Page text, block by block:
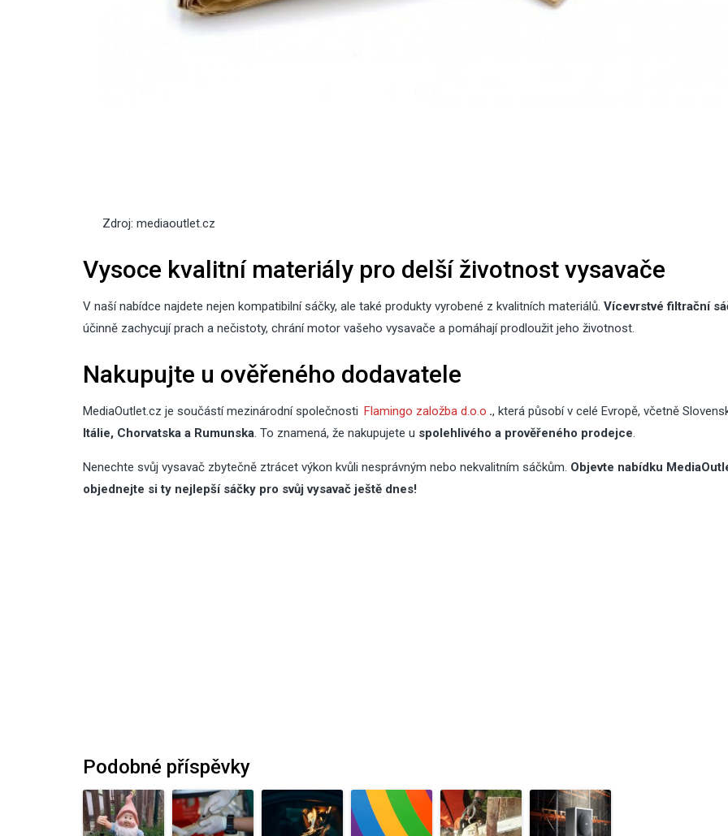
Zdroj: mediaoutlet.cz
Vysoce kvalitní materiály pro delší životnost vysavače
V naší nabídce najdete nejen kompatibilní sáčky, ale také produkty vyrobené z kvalitních materiálů. Vícevrstvé filtrační
účinně zachycují prach a nečistoty, chrání motor vašeho vysavače a pomáhají prodloužit jeho životnost.
Nakupujte u ověřeného dodavatele
MediaOutlet.cz je součástí mezinárodní společnosti Flamingo založba d.o.o ., která působí v celé Evropě, včetně
Itálie, Chorvatska a Rumunska . To znamená, že nakupujete u spolehlivého a prověřeného prodejce
Nenechte svůj vysavač zbytečně ztrácet výkon kvůli nesprávným nebo nekvalitním sáčkům. Objevte nabídku
objednejte si ty nejlepší sáčky pro svůj vysavač ještě dnes!
Podobné příspěvky